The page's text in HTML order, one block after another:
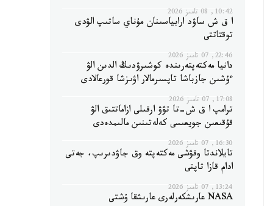
10:42, 08 تامىز 2026
ا ق ش ساۋد ارابياسىنان مۇناي ساتىپ الۋدى
توقتاتتى
22:46, 07 تامىز 2026
دانيا مەكتەپتەرىندە كوشىرۋدىڭ الدىن الۋ
ءۇشىن جازباشا تاپسىرمالار اۋىزشا قورعالادى
17:08, 07 تامىز 2026
ترامپ ا ق ش-تا تۋۋ ارقىلى ازاماتتىق الۋ
قۇقىعىن جويعىسى كەلەتىنىن مالىمدەدى
16:30, 07 تامىز 2026
تايلاندتا وقۋشى مەكتەپتە وق جاۋدىرىپ، جەتى
ادام قازا تاپتى
13:24, 07 تامىز 2026
NASA عارىشكەرلەرى عارىشقا ۇشتى